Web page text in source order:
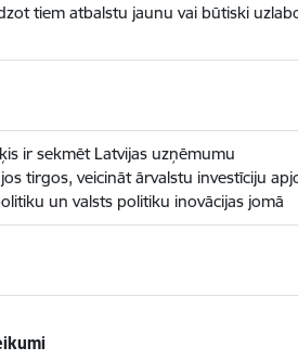
tiem atbalstu jaunu vai būtiski
ir sekmēt Latvijas uzņēmumu
tirgos, veicināt ārvalstu investīciju
un valsts politiku inovācijas jomā